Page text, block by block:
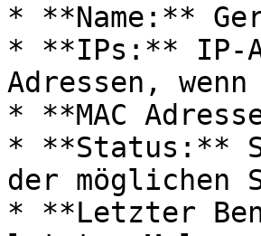
* **Name:**
* **IPs:** IP-
Adressen,
* **MAC
* **Status:**
der möglichen
* **Letzter